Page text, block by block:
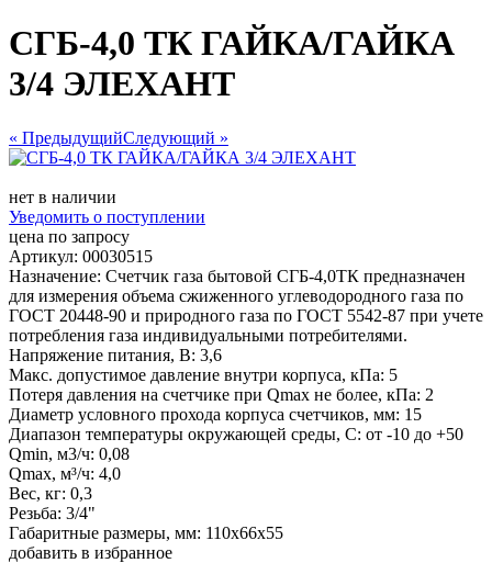
СГБ-4,0 ТК ГАЙКА/ГАЙКА
3/4 ЭЛЕХАНТ
« ПредыдущийСледующий »
нет в наличии
Уведомить о поступлении
цена по запросу
Артикул: 00030515
Назначение: Счетчик газа бытовой СГБ-4,0ТК предназначен
для измерения объема сжиженного углеводородного газа по
ГОСТ 20448-90 и природного газа по ГОСТ 5542-87 при учете
потребления газа индивидуальными потребителями.
Напряжение питания, В: 3,6
Макс. допустимое давление внутри корпуса, кПа: 5
Потеря давления на счетчике при Qmax не более, кПа: 2
Диаметр условного прохода корпуса счетчиков, мм: 15
Диапазон температуры окружающей среды, С: от -10 до +50
Qmin, м3/ч: 0,08
Qmax, м³/ч: 4,0
Вес, кг: 0,3
Резьба: 3/4"
Габаритные размеры, мм: 110х66х55
добавить в избранное